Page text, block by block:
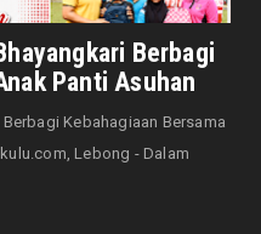
Latief: Saatnya
Rehabilitasi
Genteng Ramah
Berbagi
Panti Asuhan
Kebahagiaan Bersama
Lebong - Dalam